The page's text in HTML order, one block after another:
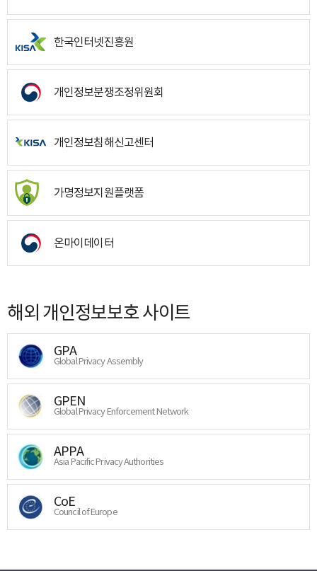
한국인터넷진흥원
개인정보분쟁조정위원회
개인정보침해신고센터
가명정보지원플랫폼
온마이데이터
해외 개인정보보호 사이트
GPA
Global Privacy Assembly
GPEN
Global Privacy Enforcement Network
APPA
Asia Pacific Privacy Authorities
CoE
Council of Europe